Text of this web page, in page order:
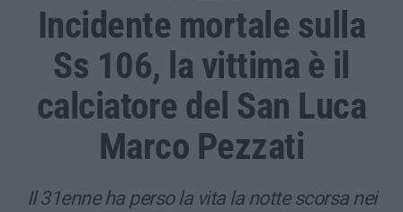
Incidente mortale sulla
Ss 106, la vittima è il
calciatore del San Luca
Marco Pezzati
Il 31enne ha perso la vita la notte scorsa nei